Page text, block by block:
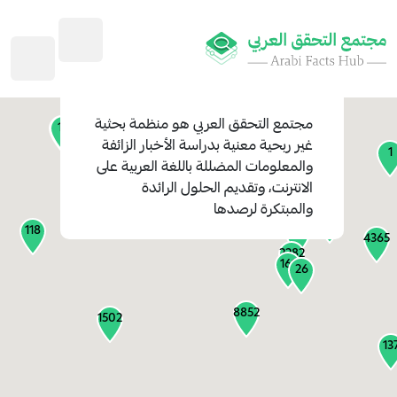
8852
127
45
2282
4365
1502
118
1113
26
1
161
مجتمع التحقق العربيهو منظمة بحثية
غير ربحية معنية بدراسة الأخبار الزائفة
والمعلومات المضللة باللغة العربية على
الانترنت، وتقديم الحلول الرائدة
والمبتكرة لرصدها